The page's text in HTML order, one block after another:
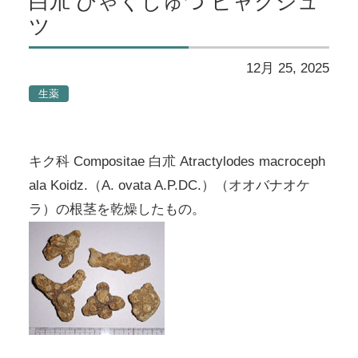
ツ
12月 25, 2025
生薬
キク科 Compositae 白朮 Atractylodes macroceph
ala Koidz.（A. ovata A.P.DC.）（オオバナオケ
ラ）の根茎を乾燥したもの。